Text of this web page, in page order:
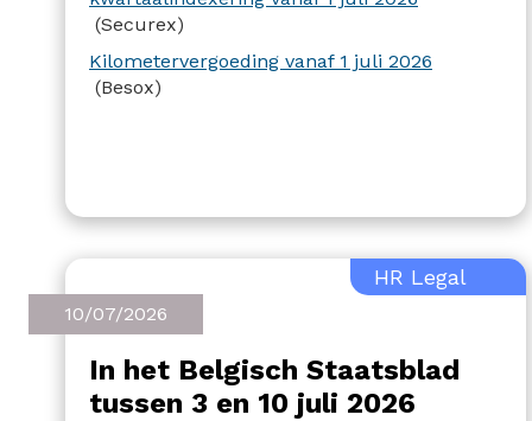
(Securex)
Kilometervergoeding vanaf 1 juli 2026
(Besox)
HR Legal
10/07/2026
In het Belgisch Staatsblad
tussen 3 en 10 juli 2026